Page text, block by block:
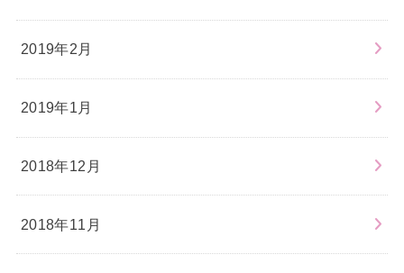
2019年2月
2019年1月
2018年12月
2018年11月